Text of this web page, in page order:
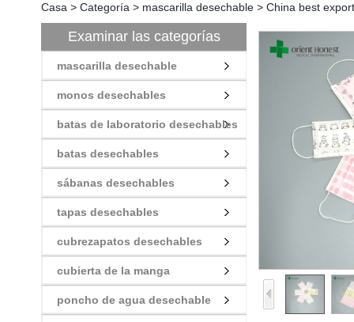
Casa > Categoría > mascarilla desechable > China best
Examinar las categorías
mascarilla desechable
monos desechables
batas de laboratorio desechables
batas desechables
sábanas desechables
tapas desechables
cubrezapatos desechables
cubierta de la manga
poncho de agua desechable